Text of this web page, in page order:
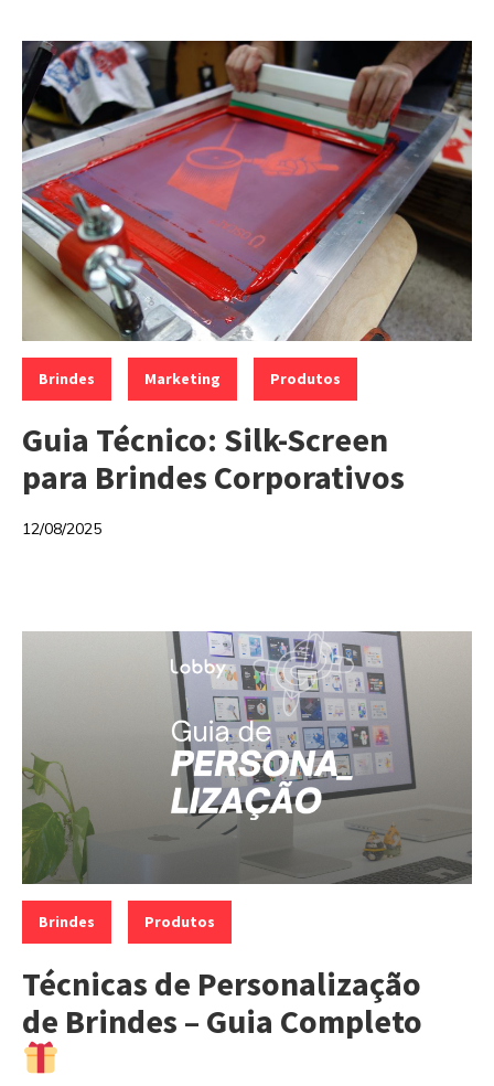
Categorias:
Brindes Marketing Produtos
Guia Técnico: Silk-Screen
para Brindes Corporativos
12/08/2025
Categorias:
Brindes Produtos
Técnicas de Personalização
de Brindes – Guia Completo